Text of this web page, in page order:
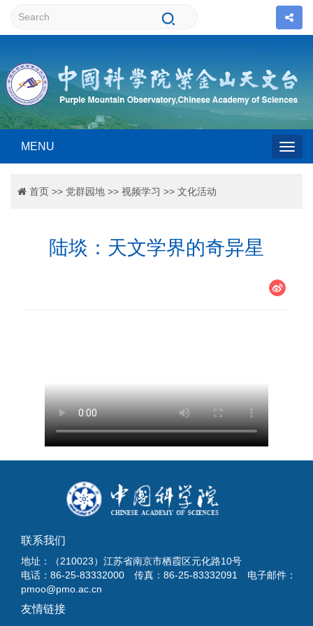
MENU
首页 >> 党群园地 >> 视频学习 >> 文化活动
陆埮：天文学界的奇异星
联系我们
地址：（210023）江苏省南京市栖霞区元化路10号
电话：86-25-83332000 传真：86-25-83332091 电子邮件：
pmoo@pmo.ac.cn
友情链接